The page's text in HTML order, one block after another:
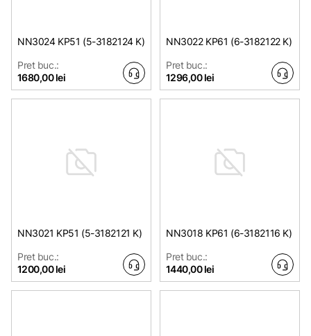
NN3024 KP51 (5-3182124 K)
Pret buc.:
1680,00 lei
NN3022 KP61 (6-3182122 K)
Pret buc.:
1296,00 lei
NN3021 KP51 (5-3182121 K)
Pret buc.:
1200,00 lei
NN3018 KP61 (6-3182116 K)
Pret buc.:
1440,00 lei